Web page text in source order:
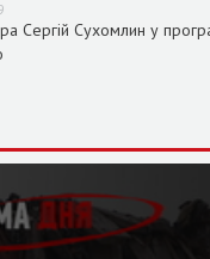
Сергій Сухомлин у